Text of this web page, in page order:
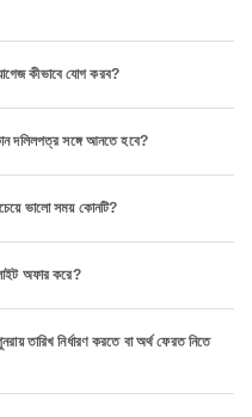
কীভাবে যোগ করব?
সঙ্গে আনতে হবে?
ভালো সময় কোনটি?
অফার করে?
নির্ধারণ করতে বা অর্থ ফেরত নিতে